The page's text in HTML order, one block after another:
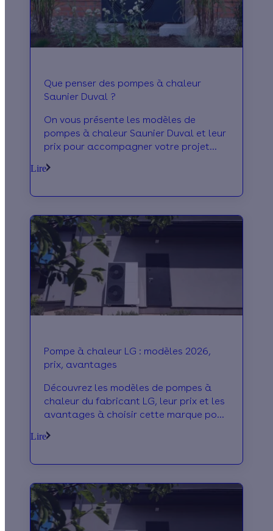
Que penser des pompes à chaleur
Saunier Duval ?
On vous présente les modèles de
pompes à chaleur Saunier Duval et leur
prix pour accompagner votre projet
Lire
Pompe à chaleur LG : modèles 2026,
prix, avantages
Découvrez les modèles de pompes à
chaleur du fabricant LG, leur prix et les
avantages à choisir cette marque pour
!
Lire